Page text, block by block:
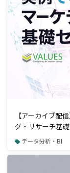
【アーカイブ配
グ・リサーチ基
データ分析・BI